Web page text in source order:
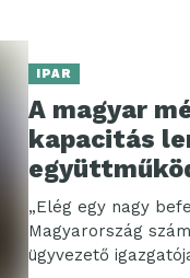
IPAR
A magyar
kapacitás
„Elég egy nagy
Magyarország
ügyvezető